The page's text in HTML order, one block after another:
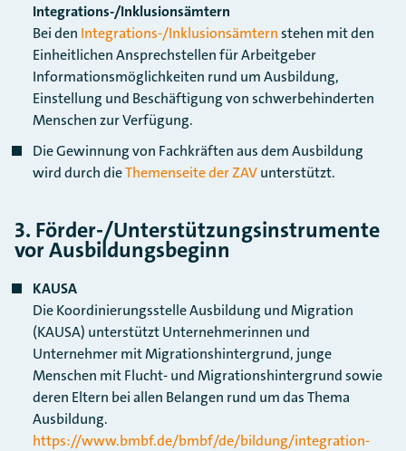
Integrations-/Inklusionsämtern
Bei den Integrations-/Inklusionsämternstehen mit den
Einheitlichen Ansprechstellen für Arbeitgeber
Informationsmöglichkeiten rund um Ausbildung,
Einstellung und Beschäftigung von schwerbehinderten
Menschen zur Verfügung.
Die Gewinnung von Fachkräften aus dem Ausbildung
wird durch dieThemenseite der ZAVunterstützt.
3. Förder-/Unterstützungsinstrumente
vor Ausbildungsbeginn
KAUSA
Die Koordinierungsstelle Ausbildung und Migration
(KAUSA) unterstützt Unternehmerinnen und
Unternehmer mit Migrationshintergrund, junge
Menschen mit Flucht- und Migrationshintergrund sowie
deren Eltern bei allen Belangen rund um das Thema
Ausbildung.
https://www.bmbf.de/bmbf/de/bildung/integration-